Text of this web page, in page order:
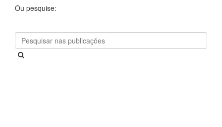
Ou pesquise: